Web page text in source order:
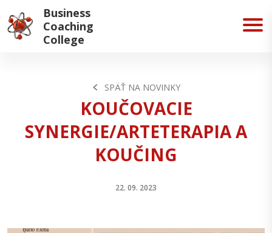
Business
Coaching
College
SPÄŤ NA NOVINKY
KOUČOVACIE
SYNERGIE/ARTETERAPIA A
KOUČING
22. 09. 2023